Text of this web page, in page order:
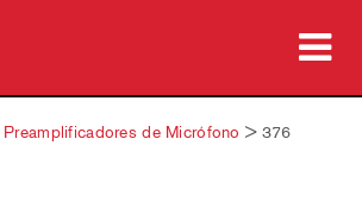
Preamplificadores de Micrófono > 376